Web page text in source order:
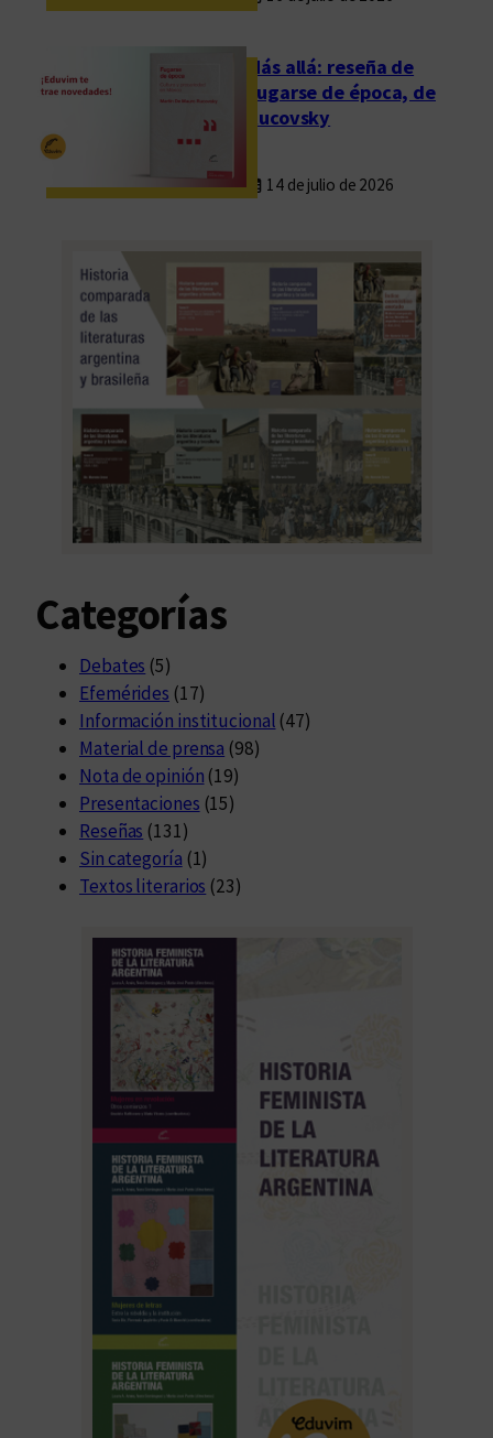
P
Más allá: reseña de
Fugarse de época, de
Rucovsky
14 de julio de 2026
Categorías
Debates (5)
Efemérides (17)
Información institucional (47)
Material de prensa (98)
Nota de opinión (19)
Presentaciones (15)
Reseñas (131)
Sin categoría (1)
Textos literarios (23)